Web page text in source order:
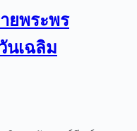
ยพระพร
นเฉลิม